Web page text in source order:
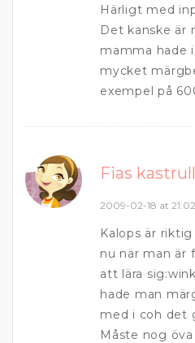
Härligt med
Det kanske är
mamma hade
mycket
exempel på
Fias
2009-02-18 at 21:02
Kalops är
nu när man är
att lära
hade man
med i coh det
Måste nog